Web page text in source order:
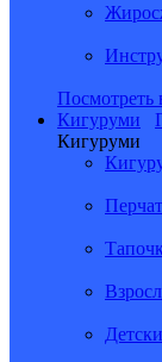
Посмотреть
Кигуруми
Кигуруми